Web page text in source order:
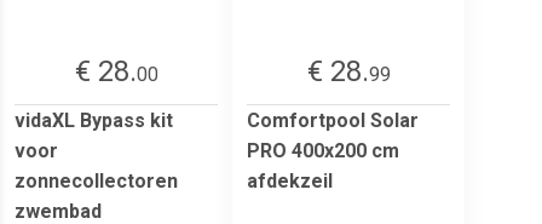
€ 28.00
vidaXL Bypass kit
voor
zonnecollectoren
zwembad
€ 28.99
Comfortpool Solar
PRO 400x200 cm
afdekzeil